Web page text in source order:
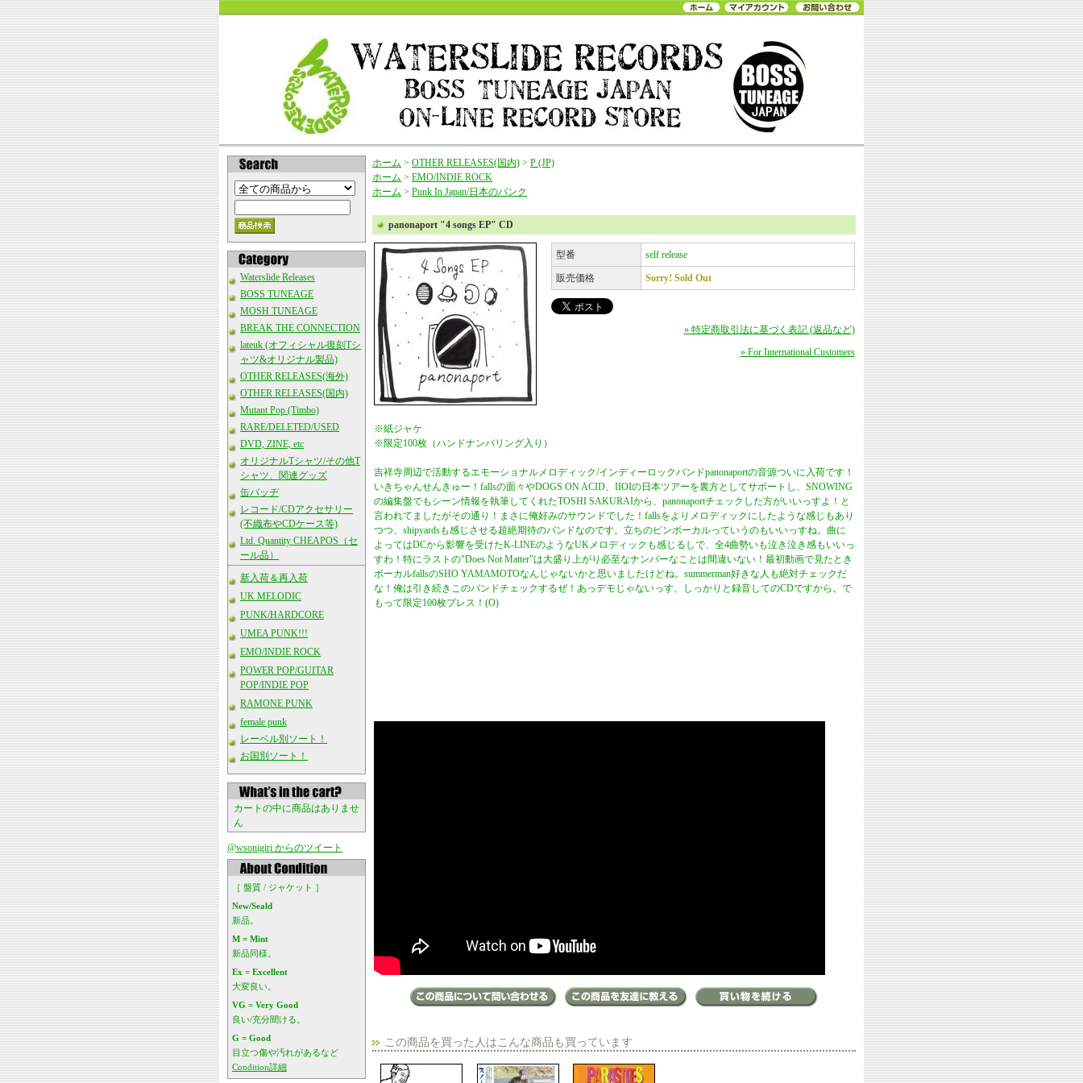
Waterslide Releases
BOSS TUNEAGE
MOSH TUNEAGE
BREAK THE CONNECTION
lateuk (オフィシャル復刻Tシ
ャツ&オリジナル製品)
OTHER RELEASES(海外)
OTHER RELEASES(国内)
Mutant Pop (Timbo)
RARE/DELETED/USED
DVD, ZINE, etc
オリジナルTシャツ/その他T
シャツ、関連グッズ
缶バッヂ
レコード/CDアクセサリー
(不織布やCDケース等)
Ltd. Quantity CHEAPOS（セ
ール品）
新入荷＆再入荷
UK MELODIC
PUNK/HARDCORE
UMEA PUNK!!!
EMO/INDIE ROCK
POWER POP/GUITAR
POP/INDIE POP
RAMONE PUNK
female punk
レーベル別ソート！
お国別ソート！
カートの中に商品はありませ
ん
@wsonigiri からのツイート
［ 盤質 / ジャケット ］
New/Seald
新品。
M = Mint
新品同様。
Ex = Excellent
大変良い。
VG = Very Good
良い/充分聞ける。
G = Good
目立つ傷や汚れがあるなど
Condition詳細
ホーム > OTHER RELEASES(国内) > P (JP)
ホーム > EMO/INDIE ROCK
ホーム > Punk In Japan/日本のパンク
panonaport "4 songs EP" CD
型番 self release
販売価格 Sorry! Sold Out
» 特定商取引法に基づく表記 (返品など)
» For International Customers
※紙ジャケ
※限定100枚（ハンドナンバリング入り）
吉祥寺周辺で活動するエモーショナルメロディック/インディーロックバンドpanonaportの音源ついに入荷です！
いきちゃんせんきゅー！fallsの面々やDOGS ON ACID、IIOIの日本ツアーを裏方としてサポートし、SNOWING
の編集盤でもシーン情報を執筆してくれたTOSHI SAKURAIから、panonaportチェックした方がいいっすよ！と
言われてましたがその通り！まさに俺好みのサウンドでした！fallsをよりメロディックにしたような感じもあり
つつ、shipyardsも感じさせる超絶期待のバンドなのです。立ちのピンボーカルっていうのもいいっすね。曲に
よってはDCから影響を受けたK-LINEのようなUKメロディックも感じるしで、全4曲勢いも泣き泣き感もいいっ
すわ！特にラストの"Does Not Matter"は大盛り上がり必至なナンバーなことは間違いない！最初動画で見たとき
ボーカルfallsのSHO YAMAMOTOなんじゃないかと思いましたけどね。summerman好きな人も絶対チェックだ
な！俺は引き続きこのバンドチェックするぜ！あっデモじゃないっす、しっかりと録音してのCDですから。で
もって限定100枚プレス！(O)
この商品を買った人はこんな商品も買っています